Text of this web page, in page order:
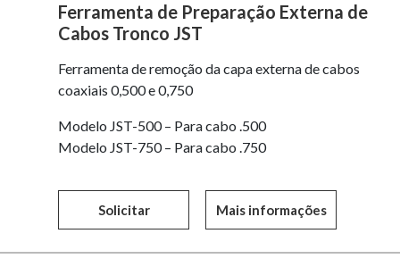
Ferramenta de Preparação Externa de
Cabos Tronco JST
Ferramenta de remoção da capa externa de cabos
coaxiais 0,500 e 0,750
Modelo JST-500 – Para cabo .500
Modelo JST-750 – Para cabo .750
Solicitar Mais informações